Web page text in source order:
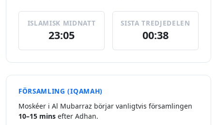
ISLAMISK MIDNATT
23:05
SISTA TREDJEDELEN
00:38
FÖRSAMLING (IQAMAH)
Moskéer i Al Mubarraz börjar vanligtvis församlingen
10–15 mins efter Adhan.